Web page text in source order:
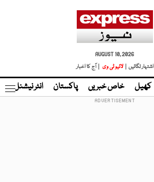
AUGUST 10, 2026
اشتہار لگائیں |
لائیو ٹی وی | آج کا اخبار
کھیل خاص خبریں پاکستان انٹر نیشنل